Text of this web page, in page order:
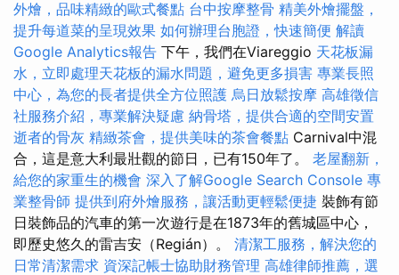
外燴，品味精緻的歐式餐點 台中按摩整骨 精美外燴擺盤，
提升每道菜的呈現效果 如何辦理台胞證，快速簡便 解讀
Google Analytics報告 下午，我們在Viareggio 天花板漏
水，立即處理天花板的漏水問題，避免更多損害 專業長照
中心，為您的長者提供全方位照護 烏日放鬆按摩 高雄徵信
社服務介紹，專業解決疑慮 納骨塔，提供合適的空間安置
逝者的骨灰 精緻茶會，提供美味的茶會餐點 Carnival中混
合，這是意大利最壯觀的節日，已有150年了。 老屋翻新，
給您的家重生的機會 深入了解Google Search Console 專
業整骨師 提供到府外燴服務，讓活動更輕鬆便捷 裝飾有節
日裝飾品的汽車的第一次遊行是在1873年的舊城區中心，
即歷史悠久的雷吉安（Regián）。 清潔工服務，解決您的
日常清潔需求 資深記帳士協助財務管理 高雄律師推薦，選